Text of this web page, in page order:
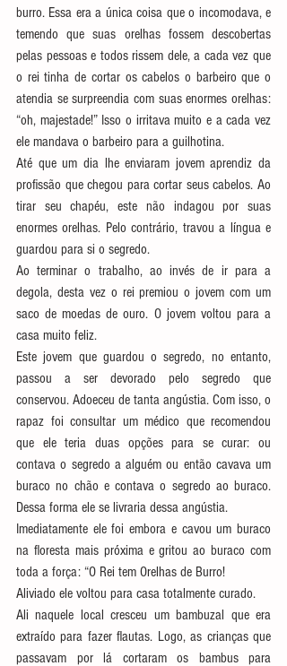
burro. Essa era a única coisa que o incomodava, e
temendo que suas orelhas fossem descobertas
pelas pessoas e todos rissem dele, a cada vez que
o rei tinha de cortar os cabelos o barbeiro que o
atendia se surpreendia com suas enormes orelhas:
“oh, majestade!” Isso o irritava muito e a cada vez
ele mandava o barbeiro para a guilhotina.
Até que um dia lhe enviaram jovem aprendiz da
profissão que chegou para cortar seus cabelos. Ao
tirar seu chapéu, este não indagou por suas
enormes orelhas. Pelo contrário, travou a língua e
guardou para si o segredo.
Ao terminar o trabalho, ao invés de ir para a
degola, desta vez o rei premiou o jovem com um
saco de moedas de ouro. O jovem voltou para a
casa muito feliz.
Este jovem que guardou o segredo, no entanto,
passou a ser devorado pelo segredo que
conservou. Adoeceu de tanta angústia. Com isso, o
rapaz foi consultar um médico que recomendou
que ele teria duas opções para se curar: ou
contava o segredo a alguém ou então cavava um
buraco no chão e contava o segredo ao buraco.
Dessa forma ele se livraria dessa angústia.
Imediatamente ele foi embora e cavou um buraco
na floresta mais próxima e gritou ao buraco com
toda a força: “O Rei tem Orelhas de Burro!
Aliviado ele voltou para casa totalmente curado.
Ali naquele local cresceu um bambuzal que era
extraído para fazer flautas. Logo, as crianças que
passavam por lá cortaram os bambus para